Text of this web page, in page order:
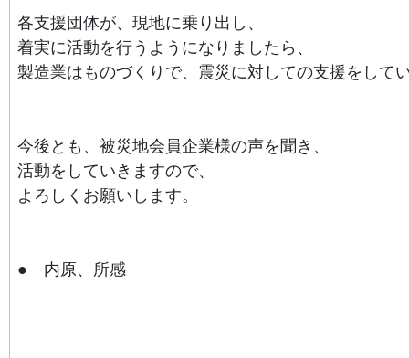
各支援団体が、現地に乗り出し、
着実に活動を行うようになりましたら、
製造業はものづくりで、震災に対しての支援をして
今後とも、被災地会員企業様の声を聞き、
活動をしていきますので、
よろしくお願いします。
● 内原、所感